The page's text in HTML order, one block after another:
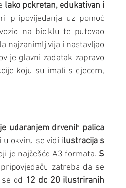
lako pokretan, edukativan i
pripovijedanja uz pomoć
na biciklu te putovao
najzanimljivija i nastavljao
je glavni zadatak zapravo
koju su imali s djecom,
udaranjem drvenih palica
u okviru se vidi ilustracija s
je najčešće A3 formata. S
zatreba da se
od 12 do 20 ilustriranih